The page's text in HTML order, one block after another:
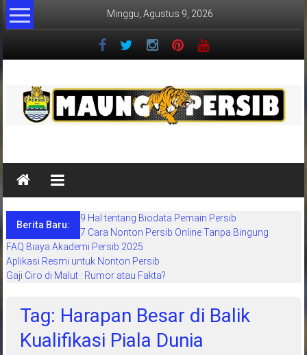
Lompat
ke
Minggu, Agustus 9, 2026
Maung
Persib
situs
berita
khusus
sepakbola
jawa
barat
Berita Baru:
9 Hal tentang Biodata Pemain Persib
7 Cara Nonton Persib Online Tanpa Bingung
FAQ Biaya Akademi Persib 2025
Aplikasi Resmi untuk Nonton Persib
Gaji Ciro di Malut : Rumor atau Fakta?
Tag: Harapan Besar di Balik
Kualifikasi Piala Dunia